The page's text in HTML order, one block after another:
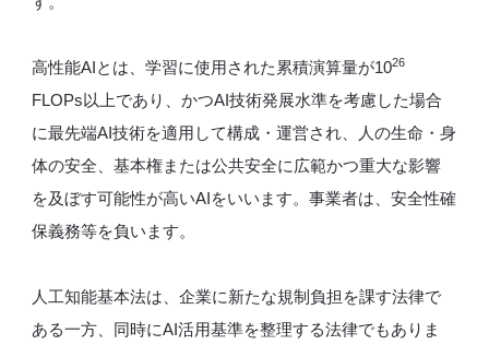
高性能AIとは、学習に使用された累積演算量が1026
FLOPs以上であり、かつAI技術発展水準を考慮した場合
に最先端AI技術を適用して構成・運営され、人の生命・身
体の安全、基本権または公共安全に広範かつ重大な影響
を及ぼす可能性が高いAIをいいます。事業者は、安全性確
保義務等を負います。
人工知能基本法は、企業に新たな規制負担を課す法律で
ある一方、同時にAI活用基準を整理する法律でもありま